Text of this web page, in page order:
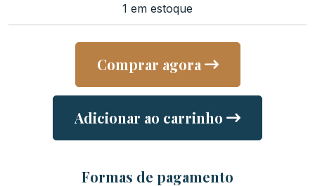
1 em estoque
Comprar agora
Adicionar ao carrinho
Formas de pagamento